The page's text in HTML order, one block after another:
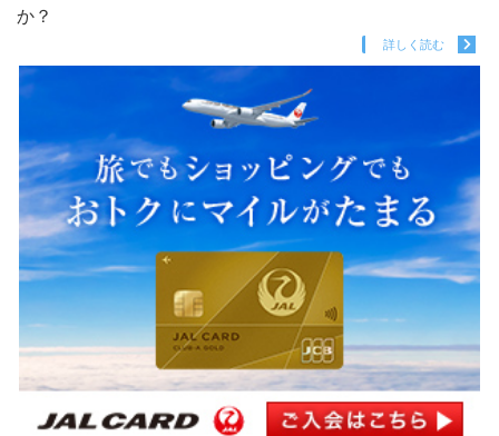
か？
詳しく読む